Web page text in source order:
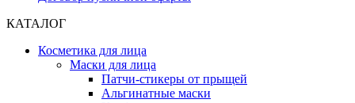
КАТАЛОГ
Косметика для лица
Маски для лица
Патчи-стикеры от прыщей
Альгинатные маски